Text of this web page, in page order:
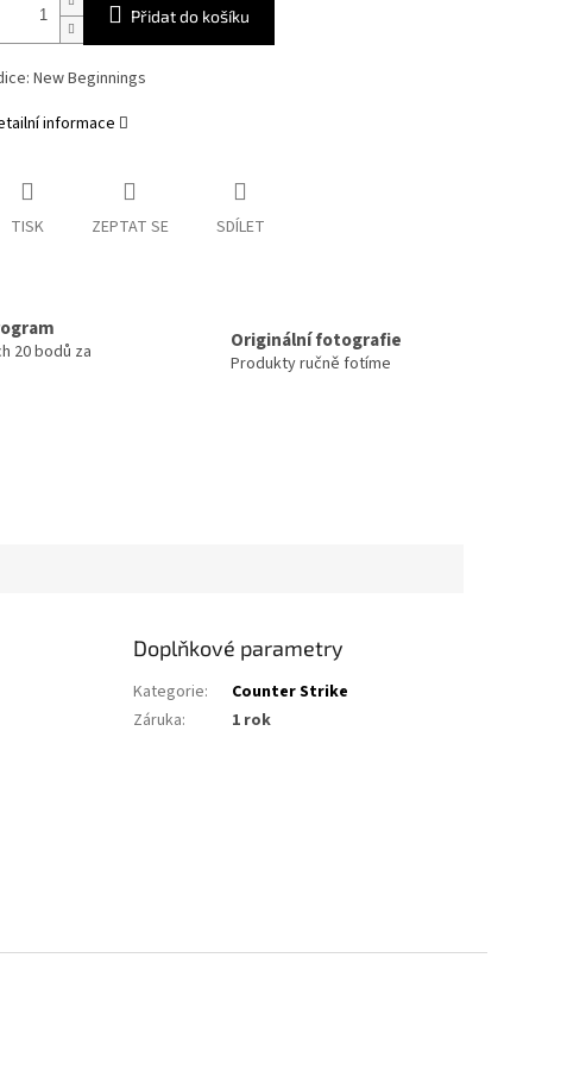
Přidat do košíku
New Beginnings
informace
TISK ZEPTAT SE SDÍLET
20 bodů za
Originální fotografie
Produkty ručně fotíme
Doplňkové parametry
Kategorie:
Counter Strike
Záruka: 1 rok